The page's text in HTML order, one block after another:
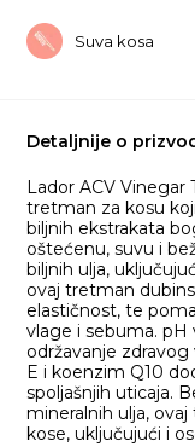
Suva kosa
Detaljnije o
Lador ACV
tretman za kosu
biljnih ekstrakata
oštećenu, suvu i
biljnih ulja,
ovaj tretman
elastičnost, te
vlage i sebuma. pH
održavanje
E i koenzim Q10
spoljašnjih uticaja.
mineralnih ulja,
kose, uključujući i